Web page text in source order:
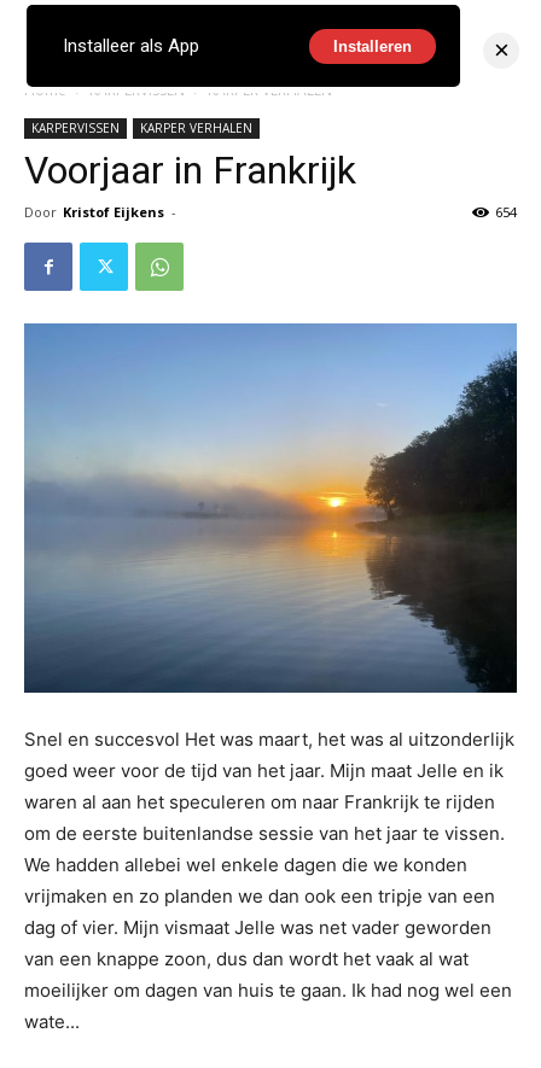
Home KARPERVISSEN KARPER VERHALEN
KARPERVISSEN KARPER VERHALEN
Voorjaar in Frankrijk
Door Kristof Eijkens - 654
Snel en succesvol Het was maart, het was al uitzonderlijk
goed weer voor de tijd van het jaar. Mijn maat Jelle en ik
waren al aan het speculeren om naar Frankrijk te rijden
om de eerste buitenlandse sessie van het jaar te vissen.
We hadden allebei wel enkele dagen die we konden
vrijmaken en zo planden we dan ook een tripje van een
dag of vier. Mijn vismaat Jelle was net vader geworden
van een knappe zoon, dus dan wordt het vaak al wat
moeilijker om dagen van huis te gaan. Ik had nog wel een
wate...
Installeer als App Installeren ×